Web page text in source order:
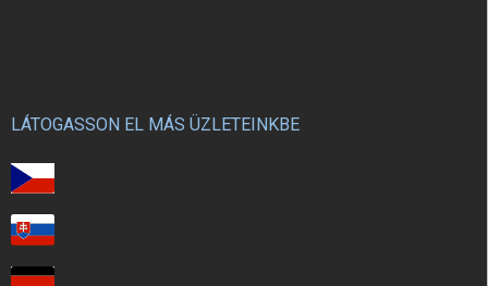
LÁTOGASSON EL MÁS ÜZLETEINKBE